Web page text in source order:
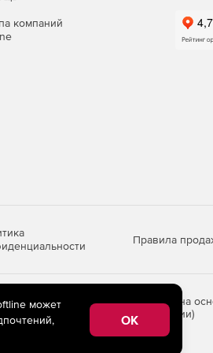
компаний
Правила
предоставления информации на
территории Российской Федерации)
может
OK